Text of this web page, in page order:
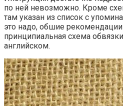
по ней невозможно. Кроме
там указан из список с
это надо, обшие
принципиальная схема
английском.